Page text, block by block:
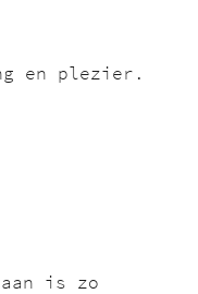
en plezier.
is zo